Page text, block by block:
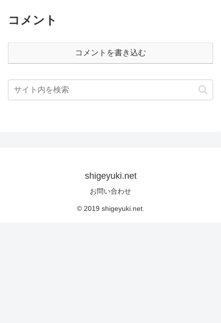
コメント
コメントを書き込む
shigeyuki.net
お問い合わせ
© 2019 shigeyuki.net.